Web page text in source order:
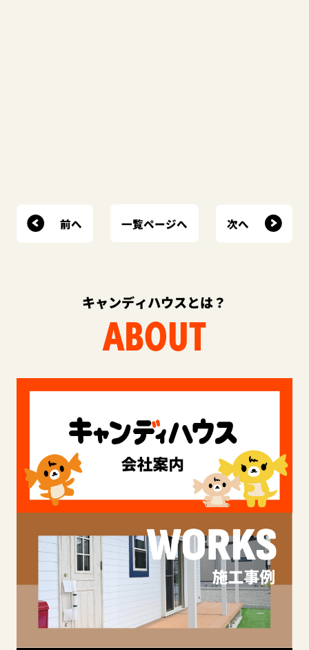
前へ 一覧ページへ 次へ
キャンディハウスとは？
ABOUT